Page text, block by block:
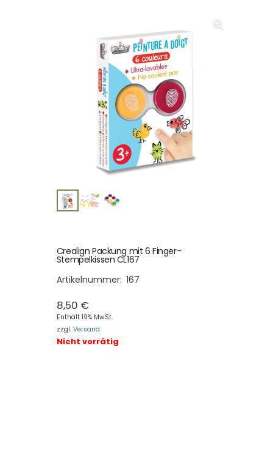
Crealign Packung mit 6 Finger-
Stempelkissen CL167
Artikelnummer: 167
8,50 €
Enthält 19% MwSt.
zzgl. Versand
Nicht vorrätig